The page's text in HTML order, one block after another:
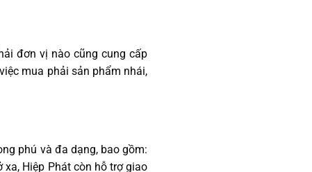
đơn vị nào cũng cung cấp
mua phải sản phẩm nhái,
phú và đa dạng, bao gồm:
Hiệp Phát còn hỗ trợ giao